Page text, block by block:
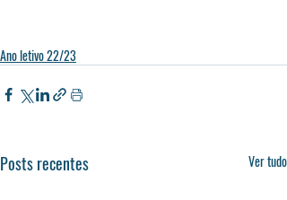
Ano letivo 22/23
Posts recentes Ver tudo